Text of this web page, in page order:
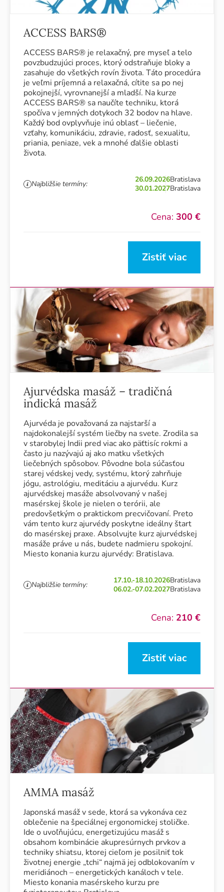
ACCESS BARS®
ACCESS BARS® je relaxačný, pre myseľ a telo
povzbudzujúci proces, ktorý odstraňuje bloky a
zasahuje do všetkých rovín života. Táto procedúra
je veľmi príjemná a relaxačná, cítite sa po nej
pokojnejší, vyrovnanejší a mladší. Na kurze
ACCESS BARS® sa naučíte techniku, ktorá
spočíva v jemných dotykoch 32 bodov na hlave.
Každý bod ovplyvňuje inú oblasť – liečenie,
vzťahy, komunikáciu, zdravie, radosť, sexualitu,
priania, peniaze, vek a mnohé ďalšie oblasti
života.
Najbližšie termíny: 26.09.2026Bratislava
30.01.2027Bratislava
Cena: 300 €
Zistiť viac
Ajurvédska masáž – tradičná
indická masáž
Ajurvéda je považovaná za najstarší a
najdokonalejší systém liečby na svete. Zrodila sa
v starobylej Indii pred viac ako päťtisíc rokmi a
často ju nazývajú aj ako matku všetkých
liečebných spôsobov. Pôvodne bola súčasťou
starej védskej vedy, systému, ktorý zahrňuje
jógu, astrológiu, meditáciu a ajurvédu. Kurz
ajurvédskej masáže absolvovaný v našej
masérskej škole je nielen o terórii, ale
predovšetkým o praktickom precvičovaní. Preto
vám tento kurz ajurvédy poskytne ideálny štart
do masérskej praxe. Absolvujte kurz ajurvédskej
masáže práve u nás, budete nadmieru spokojní.
Miesto konania kurzu ajurvédy: Bratislava.
Najbližšie termíny: 17.10.-18.10.2026Bratislava
06.02.-07.02.2027Bratislava
Cena: 210 €
Zistiť viac
AMMA masáž
Japonská masáž v sede, ktorá sa vykonáva cez
oblečenie na špeciálnej ergonomickej stoličke.
Ide o uvoľňujúcu, energetizujúcu masáž s
obsahom kombinácie akupresúrnych prvkov a
techniky shiatsu, ktorej cieľom je posilniť tok
životnej energie „tchi“ najmä jej odblokovaním v
meridiánoch – energetických kanáloch v tele.
Miesto konania masérskeho kurzu pre